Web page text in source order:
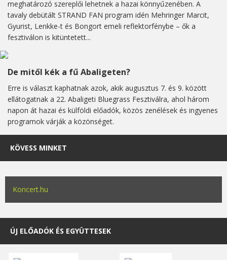
meghatározó szereplői lehetnek a hazai könnyűzenében. A
tavaly debütált STRAND FAN program idén Mehringer Marcit,
Gyurist, Lenkke-t és Bongort emeli reflektorfénybe – ők a
fesztiválon is kitüntetett...
De mitől kék a fű Abaligeten?
Erre is választ kaphatnak azok, akik augusztus 7. és 9. között
ellátogatnak a 22. Abaligeti Bluegrass Fesztiválra, ahol három
napon át hazai és külföldi előadók, közös zenélések és ingyenes
programok várják a közönséget.
KÖVESS MINKET
Koncert.hu
ÚJ ELŐADÓK ÉS EGYÜTTESEK